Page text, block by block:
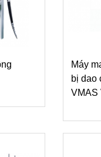
Máy
bị dao
VMAS